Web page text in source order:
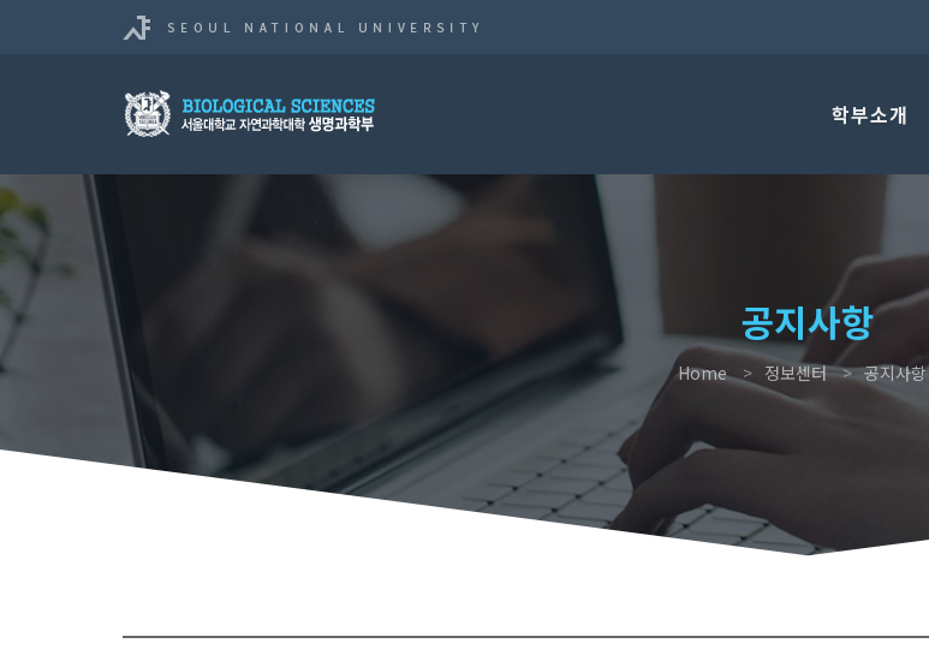
학부소개
공지사항
Home 정보센터 공지사항